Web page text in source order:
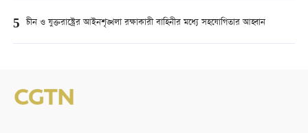
5 চীন ও যুক্তরাষ্ট্রের আইনশৃঙ্খলা রক্ষাকারী বাহিনীর মধ্যে সহযোগিতার আহ্বান